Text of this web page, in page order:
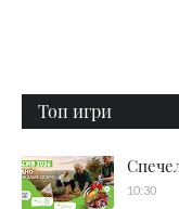
Топ игри
10:30